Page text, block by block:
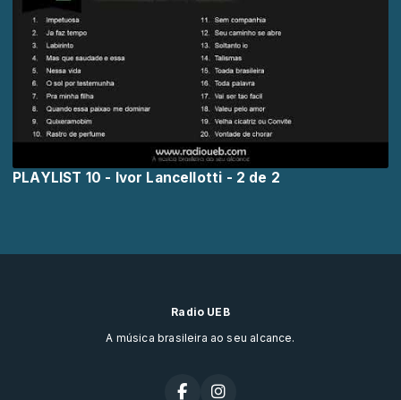
PLAYLIST 10 - Ivor Lancellotti - 2 de 2
Radio UEB
A música brasileira ao seu alcance.